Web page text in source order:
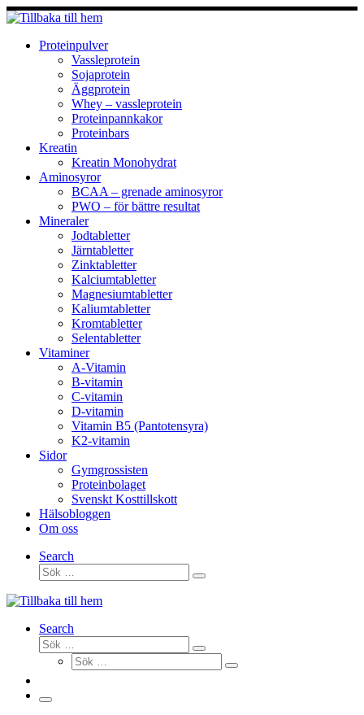
Hoppa
till
innehållProteinpulver
Vassleprotein
Sojaprotein
Äggprotein
Whey – vassleprotein
Proteinpannkakor
Proteinbars
Kreatin
Kreatin Monohydrat
Aminosyror
BCAA – grenade aminosyror
PWO – för bättre resultat
Mineraler
Jodtabletter
Järntabletter
Zinktabletter
Kalciumtabletter
Magnesiumtabletter
Kaliumtabletter
Kromtabletter
Selentabletter
Vitaminer
A-Vitamin
B-vitamin
C-vitamin
D-vitamin
Vitamin B5 (Pantotensyra)
K2-vitamin
Sidor
Gymgrossisten
Proteinbolaget
Svenskt Kosttillskott
Hälsobloggen
Om oss
Search
Sök
Sök
Search
Sök
Sök
Sök
Sök
Meny